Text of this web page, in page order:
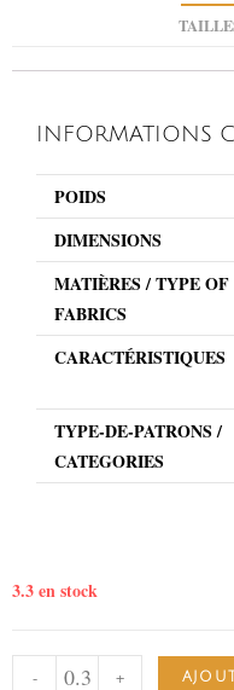
INFORMATIONS
POIDS
DIMENSIONS
MATIÈRES / TYPE OF
FABRICS
CARACTÉRISTIQUES
TYPE-DE-PATRONS /
CATEGORIES
3.3 en stock
- +